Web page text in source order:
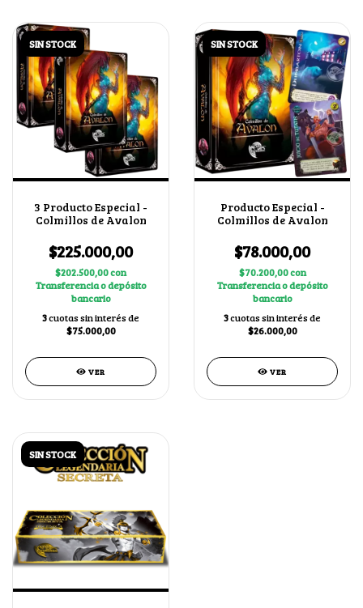
SIN STOCK
3 Producto Especial -
Colmillos de Avalon
$225.000,00
$202.500,00con
Transferencia o depósito
bancario
3cuotas sin interés de
$75.000,00
VER
SIN STOCK
Producto Especial -
Colmillos de Avalon
$78.000,00
$70.200,00con
Transferencia o depósito
bancario
3cuotas sin interés de
$26.000,00
VER
SIN STOCK